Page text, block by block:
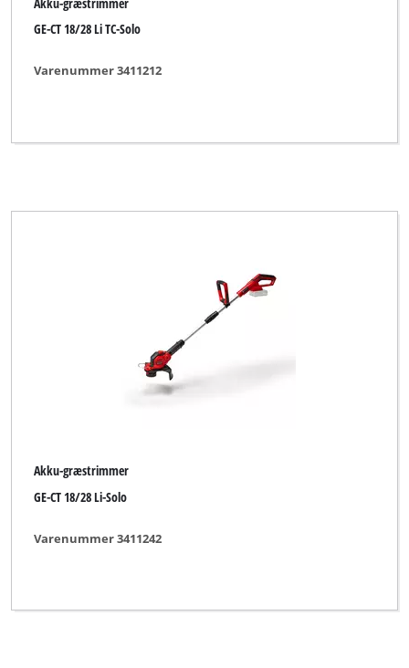
GE-CT 18/28 Li TC-Solo
Varenummer 3411212
Akku-græstrimmer
GE-CT 18/28 Li-Solo
Varenummer 3411242